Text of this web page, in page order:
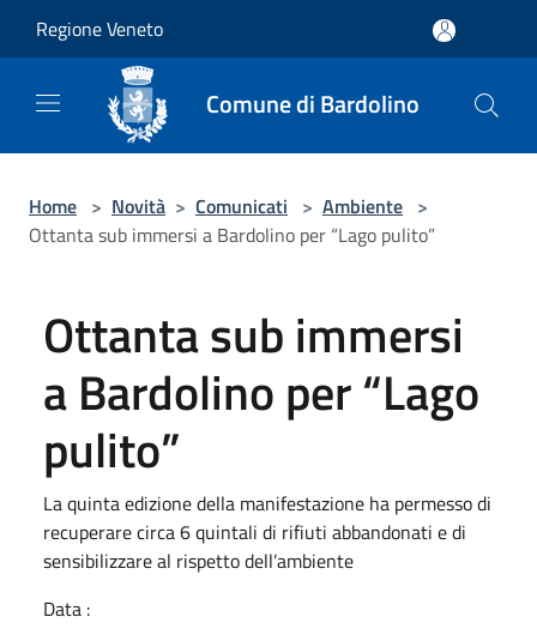
Regione Veneto
Comune di Bardolino
Home > Novità > Comunicati > Ambiente >
Ottanta sub immersi a Bardolino per “Lago pulito”
Ottanta sub immersi
a Bardolino per “Lago
pulito”
La quinta edizione della manifestazione ha permesso di
recuperare circa 6 quintali di rifiuti abbandonati e di
sensibilizzare al rispetto dell’ambiente
Data :